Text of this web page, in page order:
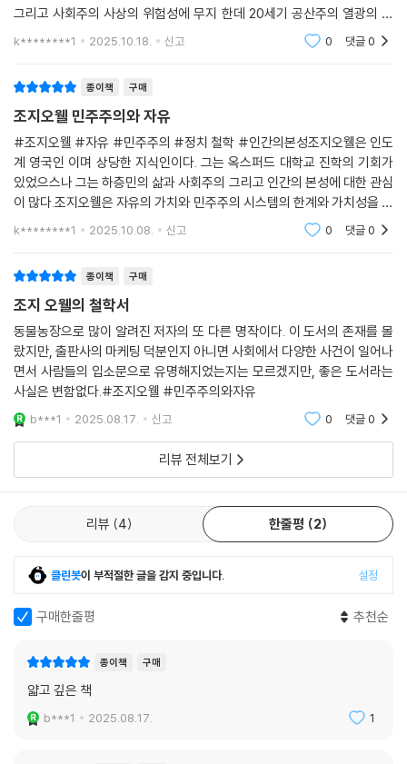
지금은 당파성의 시대이지 객관성의 시대가 아닙니다. 자신이 동의하지 않
입니다. 정치가(아주 일반적인 의미의 정치를 말합니다) 문학을 침범한 게
보통 있던 수준을 넘어섰고, 그래서 개인과 사회 간에 항상 존재하는 갈등
한 비평문을 쓰기가 어렵다고 느낀다면, 다가오는 시대에 문학 전체에 드
리울 위협의 본질이 무언지 이해되기 시작했다는 의미입니다.
--- 「문학과 전체주의」 중에서
라고 경고한다. “히틀러 체제를 무너뜨리면서 그보다 훨씬 더 크면서 마찬
가지로 나쁜 체제를 안정시키는 것이라면 승리한들 무슨 의미가 있을까?”
바깥의 적과 싸워 이기는 게 먼저라며 내부의 소수자가 겪는 문제는 나중
「공원에서의 자유」에서는 자유의 진정한 의미가 무엇인지 묻는다. 그의 시
대에도 자신이 싫어하는 의견에 대해서는 표현의 자유를 인정하지 않는 이
들이 많았는지 “특정 견해에 대해서는 발언의 기회를 무사히 제공해 줄 수
없다는 입장이 늘어나고 있다”면서, “사상의 자유를 옹호한다고 자처하는
사람들마저도, 박해당하는 사람이 자신의 적수일 경우엔 자신의 기존 입장
을 철회해 버리는 게 보통”이라고 꼬집는다. 오웰은 파시즘과 같은 거악과
안 된다고 생각했다. “전체주의적 수단을 권장할 경우 그 수단이 자신을 위
이를테면 “파시스트를 재판 없이 투옥하는 게 버릇이 되면 그 방법이 파시
스트에게만 그치지는 않을 것”이라고 지적한다.(「언론과 출판의 자유」) 오
웰은 자유의 적과 싸우다가 도리어 자유를 억압하게 되는 일을 경계했다.
전체주의를 막고
민주주의를 지키는 길
오웰은 무엇보다 전체주의 사회의 도래를 두려워했다. 그런 사회에서는
건은 ‘일어난 적 없다’고 말하면, 그 사건은 일어난 적이 없는 게 되는 것이
다. 그가 둘 더하기 둘은 다섯이라고 말하면, 둘 더하기 둘은 다섯이 되”기
각을 표현하는 걸?심지어 품는 걸?금할 뿐만 아니라 무슨 생각을 ‘하라고’
주의적 민주주의 사회에도 경제적 불평등이나 인종차별, 금권정치 등의 문
민주주의 사회에서는 “내가 법을 어기지 않는 한 ‘그들’이 나를 처벌할 수
없다는 믿음”이 있기 때문이다. 오웰은 “민주주의는 충분하지는 않아도 파
뭇가지를 톱으로 잘라 버리는 행위”라며 민주주의를 강하게 옹호했다.
그리고 사회주의 사상의 위험성에 무지 한데 20세기 공산주의 열광의 시
대 광기의 시대 모두가 공산당 혹은 파시즘을 외칠때 그는 자유와 민주주
k********1 2025.10.18. 신고 0 댓글0
종이책 구매
조지오웰 민주주의와 자유
#조지오웰 #자유 #민주주의 #정치 철학 #인간의본성조지오웰은 인도
계 영국인 이며 상당한 지식인이다. 그는 옥스퍼드 대학교 진학의 기회가
있었으스나 그는 하층민의 삶과 사회주의 그리고 인간의 본성에 대한 관심
이 많다.조지오웰은 자유의 가치와 민주주의 시스템의 한계와 가치성을 자
신의 작품으로 보여준다.정치인과 국민 부르주아와 프롤레타리아 계급의
k********1 2025.10.08. 신고 0 댓글0
종이책 구매
조지 오웰의 철학서
동물농장으로 많이 알려진 저자의 또 다른 명작이다. 이 도서의 존재를 몰
랐지만, 출판사의 마케팅 덕분인지 아니면 사회에서 다양한 사건이 일어나
면서 사람들의 입소문으로 유명해지었는지는 모르겠지만, 좋은 도서라는
사실은 변함없다.#조지오웰 #민주주의와자유
b***1 2025.08.17. 신고 0 댓글0
리뷰 전체보기
리뷰 4 한줄평 2
클린봇이 부적절한 글을 감지 중입니다. 설정
구매한줄평 추천순
종이책 구매
얇고 깊은 책
b***1 2025.08.17. 1